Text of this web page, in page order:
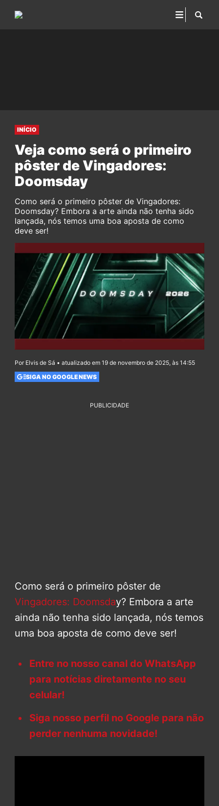
INÍCIO
Veja como será o primeiro
pôster de Vingadores:
Doomsday
Como será o primeiro pôster de Vingadores:
Doomsday? Embora a arte ainda não tenha sido
lançada, nós temos uma boa aposta de como
deve ser!
Por Elvis de Sá • atualizado em 19 de novembro de 2025, às 14:55
SIGA NO GOOGLE NEWS
PUBLICIDADE
Como será o primeiro pôster de
Vingadores: Doomsday? Embora a arte
ainda não tenha sido lançada, nós temos
uma boa aposta de como deve ser!
Entre no nosso canal do WhatsApp
para notícias diretamente no seu
celular!
Siga nosso perfil no Google para não
perder nenhuma novidade!